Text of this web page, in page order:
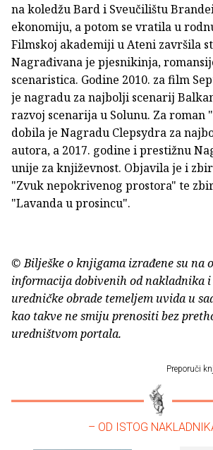
na koledžu Bard i Sveučilištu
ekonomiju, a potom se vratila u
Filmskoj akademiji u Ateni završila
Nagrađivana je pjesnikinja,
scenaristica. Godine 2010. za film
je nagradu za najbolji scenarij
razvoj scenarija u Solunu. Za roman
dobila je Nagradu Clepsydra za
autora, a 2017. godine i prestižnu
unije za književnost. Objavila je i
"Zvuk nepokrivenog prostora" te
"Lavanda u prosincu".
© Bilješke o knjigama izrađene su na
informacija dobivenih od nakladnika
uredničke obrade temeljem uvida u
kao takve ne smiju prenositi bez
uredništvom portala.
Preporuči
– OD ISTOG